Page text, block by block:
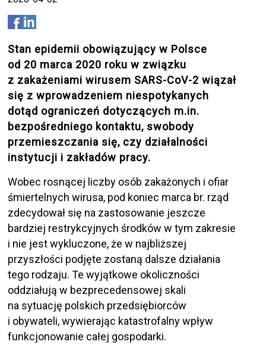
Stan epidemii obowiązujący w Polsce
od 20 marca 2020 roku w związku
z zakażeniami wirusem SARS-CoV-2 wiązał
się z wprowadzeniem niespotykanych
dotąd ograniczeń dotyczących m.in.
bezpośredniego kontaktu, swobody
przemieszczania się, czy działalności
instytucji i zakładów pracy.
Wobec rosnącej liczby osób zakażonych i ofiar
śmiertelnych wirusa, pod koniec marca br. rząd
zdecydował się na zastosowanie jeszcze
bardziej restrykcyjnych środków w tym zakresie
i nie jest wykluczone, że w najbliższej
przyszłości podjęte zostaną dalsze działania
tego rodzaju. Te wyjątkowe okoliczności
oddziałują w bezprecedensowej skali
na sytuację polskich przedsiębiorców
i obywateli, wywierając katastrofalny wpływ
funkcjonowanie całej gospodarki.